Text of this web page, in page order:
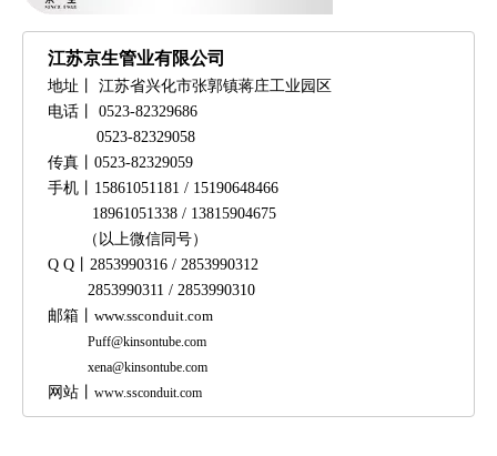
江苏京生管业有限公司
地址丨 江苏省兴化市张郭镇蒋庄工业园区
电话丨 0523-82329686
0523-82329058
传真丨 0523-82329059
手机
15861051181 / 15190648466
18961051338 / 13815904675
（以上微信同号）
Q Q
2853990316 / 2853990312
2853990311 / 2853990310
邮箱
www.ssconduit.com
Puff@kinsontube.com
xena@kinsontube.com
网站 www.ssconduit.com